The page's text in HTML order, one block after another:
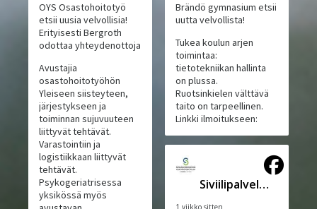
OYS Osastohoitotyö
etsii uusia velvollisia!
Erityisesti Bergroth
odottaa yhteydenottoja
Avustajia
osastohoitotyöhön
Yleiseen siisteyteen,
järjestykseen ja
toiminnan sujuvuuteen
liittyvät tehtävät.
Varastointiin ja
logistiikkaan liittyvät
tehtävät.
Psykogeriatrisessa
yksikössä myös
Brändö gymnasium etsii
uutta velvollista!
Tukea koulun arjen
toimintaa:
tietotekniikan hallinta
on plussa.
Ruotsinkielen välttävä
taito on tarpeellinen.
Linkki ilmoitukseen:
Siviilipalveluskeskus